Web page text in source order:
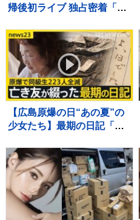
帰後初ライブ 独占密着「次
って…」病名公表を決断さ
せた“次男の言葉”（特別イ
ンタビュー）
【広島原爆の日“あの夏”の
少女たち】最期の日記「き
った亡き友へ…“同級生223
人全滅”残された少女の葛藤
【news23】